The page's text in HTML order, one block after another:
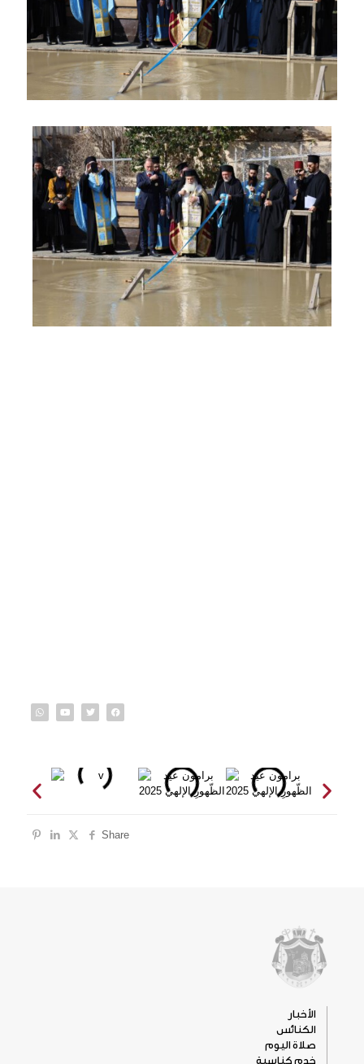
Share
الأخبار
الكنائس
صلاة اليوم
خدم كناسية